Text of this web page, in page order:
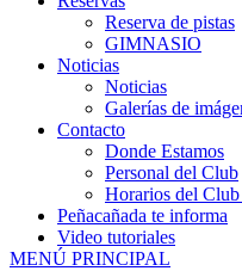
Reserva de pistas
GIMNASIO
Noticias
Noticias
Galerías de
Contacto
Donde Estamos
Personal del Club
Horarios del
Peñacañada te informa
Video tutoriales
MENÚ PRINCIPAL